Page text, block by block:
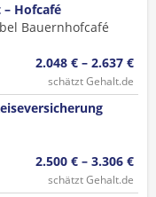
Hofcafé
Bauernhofcafé
2.048 € – 2.637 €
schätzt Gehalt.de
2.500 € – 3.306 €
schätzt Gehalt.de